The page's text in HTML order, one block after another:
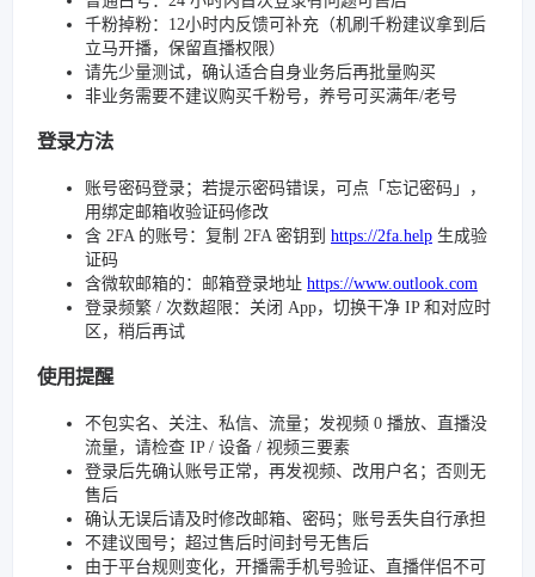
千粉掉粉：12小时内反馈可补充（机刷千粉建议拿到后
立马开播，保留直播权限）
请先少量测试，确认适合自身业务后再批量购买
非业务需要不建议购买千粉号，养号可买满年/老号
登录方法
账号密码登录；若提示密码错误，可点「忘记密码」，
用绑定邮箱收验证码修改
含 2FA 的账号：复制 2FA 密钥到 https://2fa.help 生成验
证码
含微软邮箱的：邮箱登录地址 https://www.outlook.com
登录频繁 / 次数超限：关闭 App，切换干净 IP 和对应时
区，稍后再试
使用提醒
不包实名、关注、私信、流量；发视频 0 播放、直播没
流量，请检查 IP / 设备 / 视频三要素
登录后先确认账号正常，再发视频、改用户名；否则无
售后
确认无误后请及时修改邮箱、密码；账号丢失自行承担
不建议囤号；超过售后时间封号无售后
由于平台规则变化，开播需手机号验证、直播伴侣不可